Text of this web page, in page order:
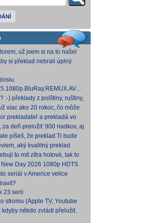
už jsem si na to našel
pro domací využití už delší
si překlad nebrali úplný
prznit translátorem :-(
Dnes na WS.
:-) překlady z polštiny, ruštiny,
angličtiny (12-24 hod
viac ako 20 rokoc, čo môže
(pokojne aj nad 40, či 50).
prekladateľ a prekladá vo
a iné, nemal by to byť
za deň preložiť 900 riadkov, aj
plus úprava
píšeš, že preklad Ti bude
poctivý konvenčný preklad,
aký kvalitný preklad
to bude tvoj prvý (aspoň na
to mít zítra hotové, tak to
Day 2026 1080p HDTS
seriál v Americe velice
škoda, že nemá české
23 serii
stromu (Apple TV, Youtube
CZ/SK, bez titulků
kdyby někdo zvládl přeložit.